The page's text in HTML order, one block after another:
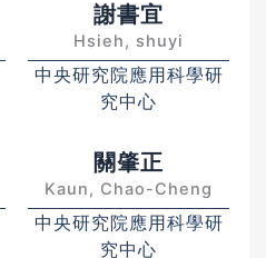
謝書宜
Hsieh, shuyi
中央研究院應用科學研
究中心
關肇正
Kaun, Chao-Cheng
中央研究院應用科學研
究中心